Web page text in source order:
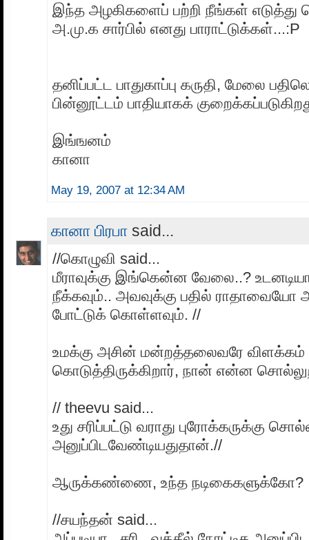
இந்த அழகிகளைப் பற்றி நீங்கள் எடுத்து
அ.மு.க சார்பில் எனது பாராட்டுக்கள்...:P
தனிப்பட்ட பாதுகாப்பு கருதி, மேலை
பின்னூட்டம் பாதியாகக்
இங்ஙனம்
கானா
May 19, 2007 at 12:34 AM
கானா பிரபா said...
//கொழுவி said...
மீராவுக்கு இங்கென்ன வேலை..?
நீக்கவும்.. அவவுக்கு பதில் ராதாவையோ
போட்டுக் கொள்ளவும். //
உமக்கு அசின் மன்றத்தலைவரே விளக்கம்
கொடுத்திருக்கிறார், நான் என்ன
// theevu said...
உது சரிப்பட்டு வராது புரோக்கருக்கு
அனுப்பிடவேண்டியதுதான்.//
ஆருக்கண்ணை, உந்த நடிகைகளுக்கோ?
//சயந்தன் said...